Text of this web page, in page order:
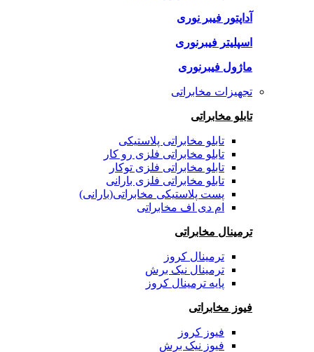
آداپتور فیبر نوری
اسپلیتر فیبرنوری
ماژول فیبرنوری
تجهیزات مخابراتی
تابلو مخابراتی
تابلو مخابراتی پلاستیکی
تابلو مخابراتی فلزی رو کار
تابلو مخابراتی فلزی توکار
تابلو مخابراتی فلزی بارانی
پست پلاستیکی مخابراتی(بارانی)
ام دی اف مخابراتی
ترمینال مخابراتی
ترمینال کروز
ترمینال نیک برش
پایه ترمینال کروز
فیوز مخابراتی
فیوز کروز
فیوز نیک برش